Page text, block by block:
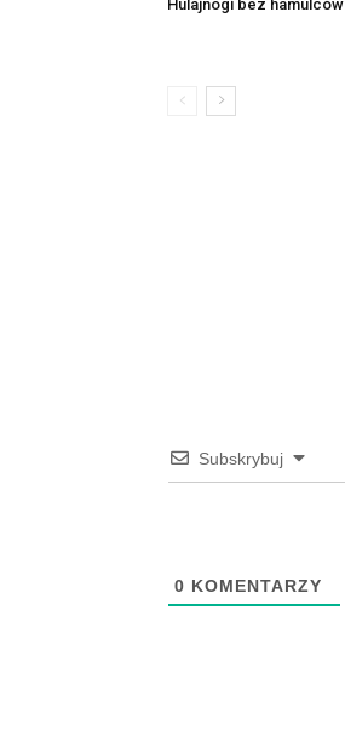
Hulajnogi bez hamulców
Subskrybuj
0 KOMENTARZY